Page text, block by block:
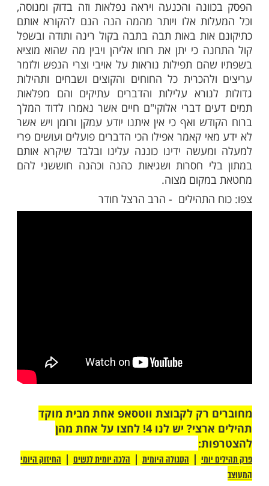
בספר תהילים דוחה כל מיני פורענות
מעליו ומעל בני ביתו ומעל משפחתו ומעל
ומגלגל עליהם כל מיני שפע ברכות וטובות
ולא יש דבר להגן מפני המזיקים כאמירתקדיש
והרוצה לדבק בו יתברך ובשבחיו ידבק ללמוד
ויש קבלה מאנשי שם הקדושים שמי שיש
דוחק השעה או צער או שהוא מהלך בדרך או
או בנהרות יקרא אל התהילים בכל יום בלי
והכנעה ויראה נפלאות וזה בדוק ומנוסה,
אלו ויותר מהמה הנה הנם להקורא אותם
באות תבה בתבה בקול רינה ותודה ובשפל
כי יתן את רוחו אליהן ויבין מה שהוא מוציא
חסרות ושגיאות כהנה וכהנה חוששני להם